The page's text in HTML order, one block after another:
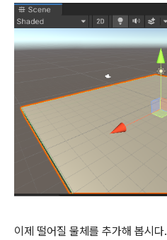
이제 떨어질 물체를 추가해 봅시다.